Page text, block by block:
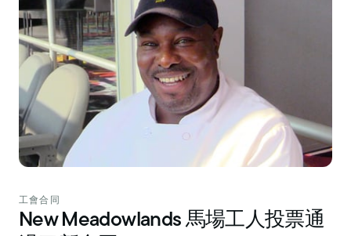
工會合同
New Meadowlands 馬場工人投票通